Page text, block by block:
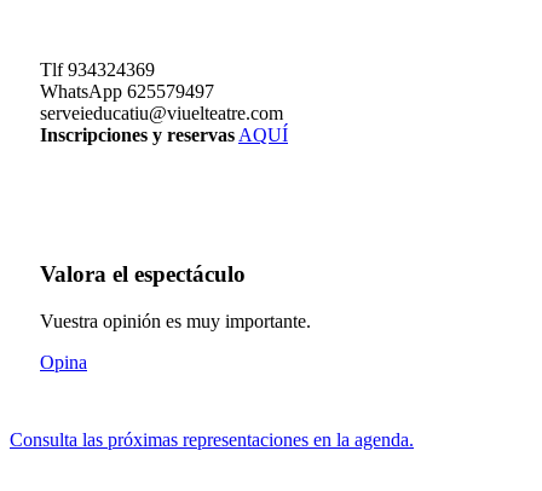
Tlf 934324369
WhatsApp 625579497
serveieducatiu@viuelteatre.com
Inscripciones y reservas AQUÍ
Valora el espectáculo
Vuestra opinión es muy importante.
Opina
Consulta las próximas representaciones en la agenda.